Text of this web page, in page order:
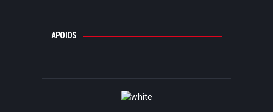
APOIOS